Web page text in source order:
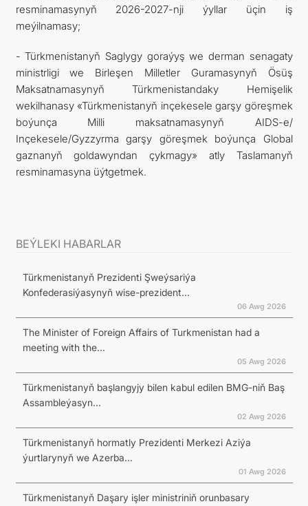
resminamasynyň 2026-2027-nji ýyllar üçin iş
meýilnamasy;
- Türkmenistanyň Saglygy goraýyş we derman senagaty
ministrligi we Birleşen Milletler Guramasynyň Ösüş
Maksatnamasynyň Türkmenistandaky Hemişelik
wekilhanasy «Türkmenistanyň inçekesele garşy göreşmek
boýunça Milli maksatnamasynyň AIDS-e/
Inçekesele/Gyzzyrma garşy göreşmek boýunça Global
gaznanyň goldawyndan çykmagy» atly Taslamanyň
resminamasyna üýtgetmek.
BEÝLEKI HABARLAR
Türkmenistanyň Prezidenti Şweýsariýa
Konfederasiýasynyň wise-prezident...
06 Awg 2026
The Minister of Foreign Affairs of Turkmenistan had a
meeting with the...
05 Awg 2026
Türkmenistanyň başlangyjy bilen kabul edilen BMG-niň Baş
Assambleýasyn...
02 Awg 2026
Türkmenistanyň hormatly Prezidenti Merkezi Aziýa
ýurtlarynyň we Azerba...
01 Awg 2026
Türkmenistanyň Daşary işler ministriniň orunbasary